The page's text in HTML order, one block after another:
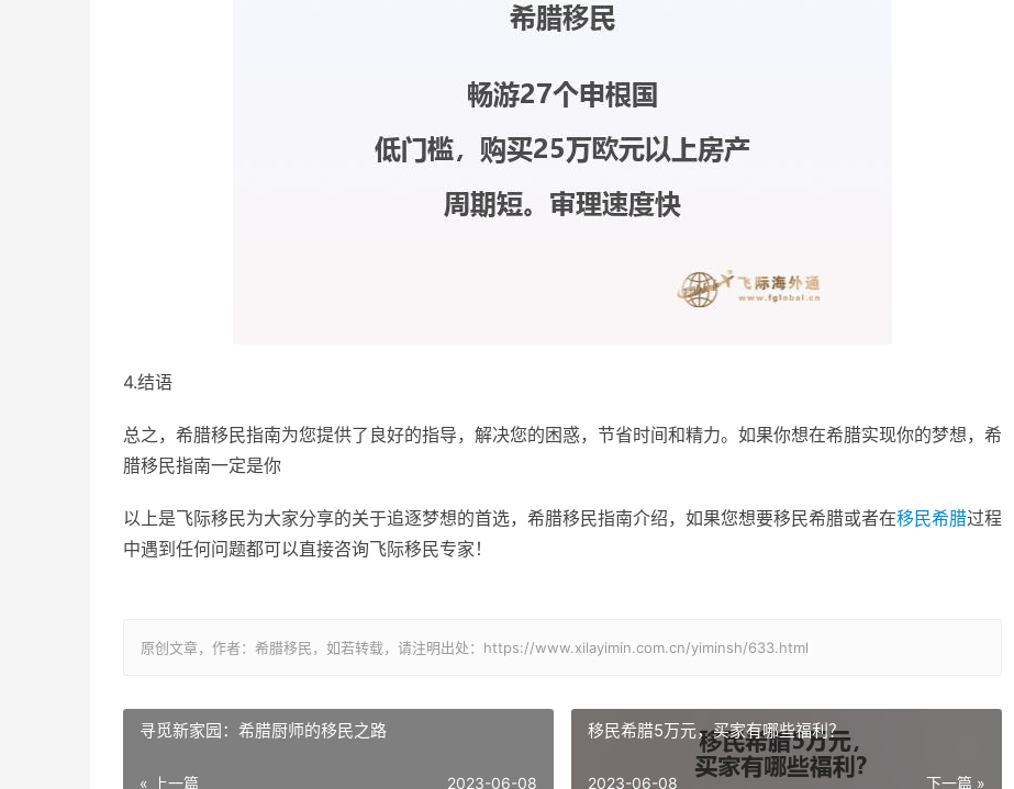
4.结语
总之，希腊移民指南为您提供了良好的指导，解决您的困惑，节省时间和精力。如果你想在希腊实现你的梦想，希
腊移民指南一定是你
以上是飞际移民为大家分享的关于追逐梦想的首选，希腊移民指南介绍，如果您想要移民希腊或者在移民希腊过程
中遇到任何问题都可以直接咨询飞际移民专家！
原创文章，作者：希腊移民，如若转载，请注明出处：https://www.xilayimin.com.cn/yiminsh/633.html
寻觅新家园：希腊厨师的移民之路
« 上一篇 2023-06-08
移民希腊5万元，买家有哪些福利？
下一篇 »
2023-06-08